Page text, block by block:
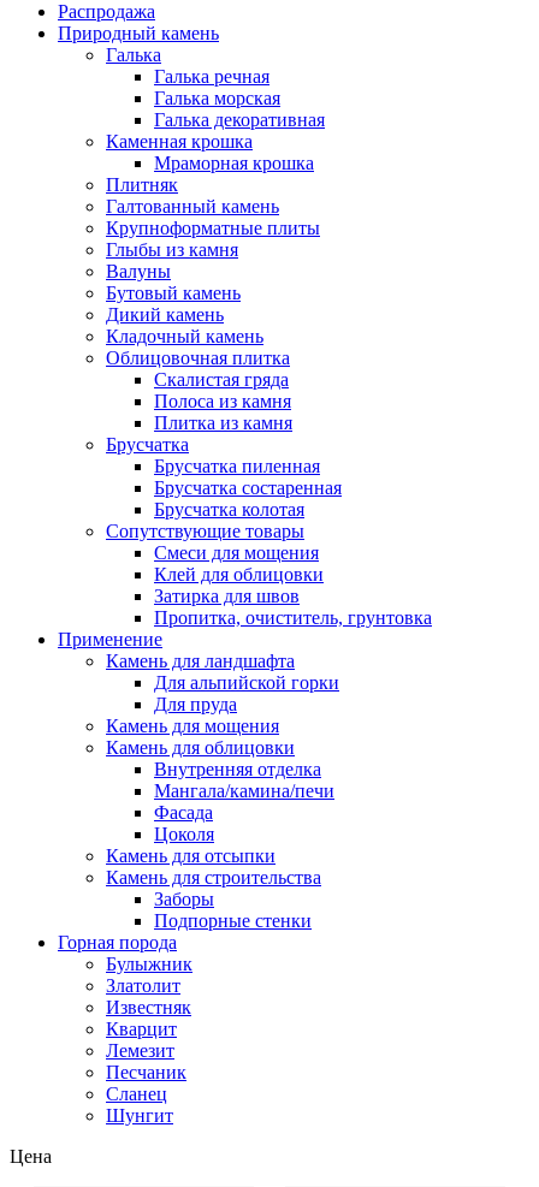
Распродажа
Природный камень
Галька
Галька речная
Галька морская
Галька декоративная
Каменная крошка
Мраморная крошка
Плитняк
Галтованный камень
Крупноформатные плиты
Глыбы из камня
Валуны
Бутовый камень
Дикий камень
Кладочный камень
Облицовочная плитка
Скалистая гряда
Полоса из камня
Плитка из камня
Брусчатка
Брусчатка пиленная
Брусчатка состаренная
Брусчатка колотая
Сопутствующие товары
Смеси для мощения
Клей для облицовки
Затирка для швов
Пропитка, очиститель, грунтовка
Применение
Камень для ландшафта
Для альпийской горки
Для пруда
Камень для мощения
Камень для облицовки
Внутренняя отделка
Мангала/камина/печи
Фасада
Цоколя
Камень для отсыпки
Камень для строительства
Заборы
Подпорные стенки
Горная порода
Булыжник
Златолит
Известняк
Кварцит
Лемезит
Песчаник
Сланец
Шунгит
Цена